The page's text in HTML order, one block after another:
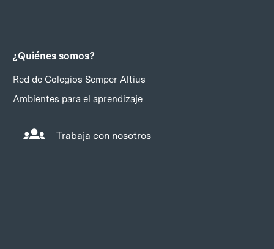
¿Quiénes somos?
Red de Colegios Semper Altius
Ambientes para el aprendizaje
Trabaja con nosotros